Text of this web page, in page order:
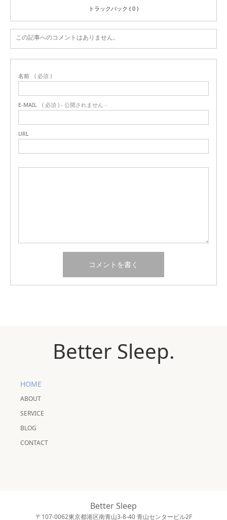
トラックバック ( 0 )
この記事へのコメントはありません。
名前 ( 必須 )
E-MAIL ( 必須 ) - 公開されません -
URL
Better Sleep.
HOME
ABOUT
SERVICE
BLOG
CONTACT
Better Sleep
〒107-0062東京都港区南青山3-8-40 青山センタービル2F